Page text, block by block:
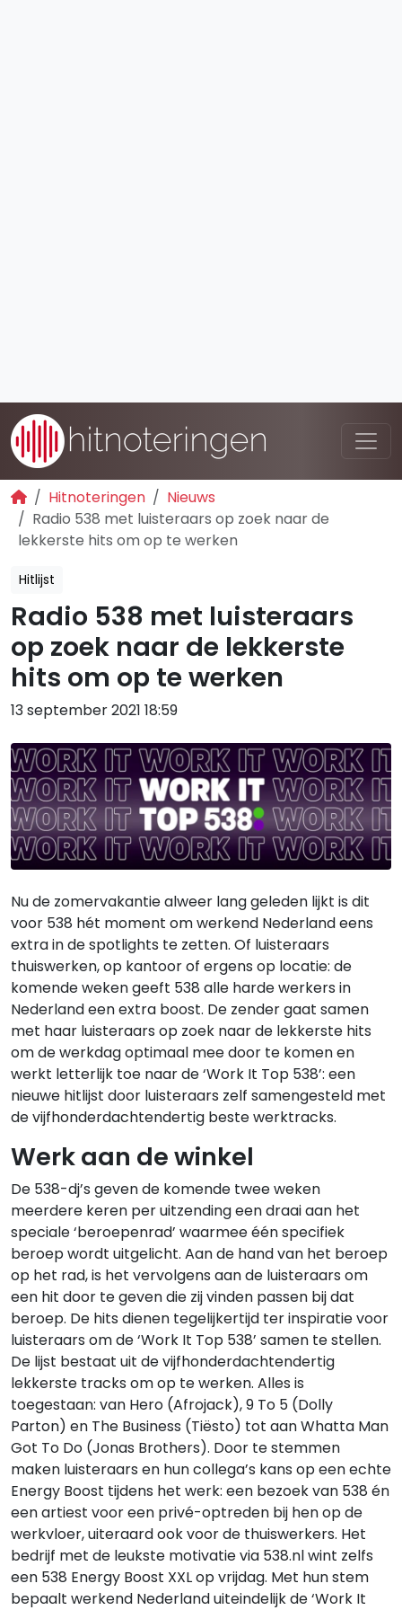
Hitnoteringen
Nieuws
Radio 538 met luisteraars op zoek naar de
lekkerste hits om op te werken
Hitlijst
Radio 538 met luisteraars
op zoek naar de lekkerste
hits om op te werken
13 september 2021 18:59
Nu de zomervakantie alweer lang geleden lijkt is dit
voor 538 hét moment om werkend Nederland eens
extra in de spotlights te zetten. Of luisteraars
thuiswerken, op kantoor of ergens op locatie: de
komende weken geeft 538 alle harde werkers in
Nederland een extra boost. De zender gaat samen
met haar luisteraars op zoek naar de lekkerste hits
om de werkdag optimaal mee door te komen en
werkt letterlijk toe naar de ‘Work It Top 538’: een
nieuwe hitlijst door luisteraars zelf samengesteld met
de vijfhonderdachtendertig beste werktracks.
Werk aan de winkel
De 538-dj’s geven de komende twee weken
meerdere keren per uitzending een draai aan het
speciale ‘beroepenrad’ waarmee één specifiek
beroep wordt uitgelicht. Aan de hand van het beroep
op het rad, is het vervolgens aan de luisteraars om
een hit door te geven die zij vinden passen bij dat
beroep. De hits dienen tegelijkertijd ter inspiratie voor
luisteraars om de ‘Work It Top 538’ samen te stellen.
De lijst bestaat uit de vijfhonderdachtendertig
lekkerste tracks om op te werken. Alles is
toegestaan: van Hero (Afrojack), 9 To 5 (Dolly
Parton) en The Business (Tiësto) tot aan Whatta Man
Got To Do (Jonas Brothers). Door te stemmen
maken luisteraars en hun collega’s kans op een echte
Energy Boost tijdens het werk: een bezoek van 538 én
een artiest voor een privé-optreden bij hen op de
werkvloer, uiteraard ook voor de thuiswerkers. Het
bedrijf met de leukste motivatie via 538.nl wint zelfs
een 538 Energy Boost XXL op vrijdag. Met hun stem
bepaalt werkend Nederland uiteindelijk de ‘Work It